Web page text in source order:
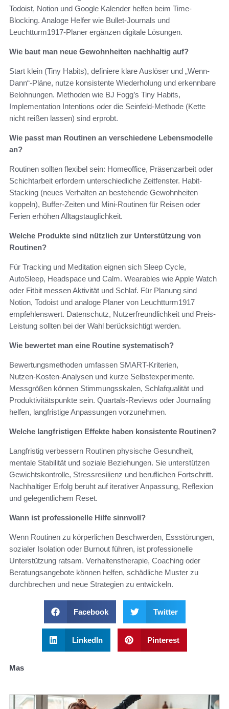
Todoist, Notion und Google Kalender helfen beim Time-
Blocking. Analoge Helfer wie Bullet-Journals und
Leuchtturm1917-Planer ergänzen digitale Lösungen.
Wie baut man neue Gewohnheiten nachhaltig auf?
Start klein (Tiny Habits), definiere klare Auslöser und „Wenn-
Dann“-Pläne, nutze konsistente Wiederholung und erkennbare
Belohnungen. Methoden wie BJ Fogg’s Tiny Habits,
Implementation Intentions oder die Seinfeld-Methode (Kette
nicht reißen lassen) sind erprobt.
Wie passt man Routinen an verschiedene Lebensmodelle
an?
Routinen sollten flexibel sein: Homeoffice, Präsenzarbeit oder
Schichtarbeit erfordern unterschiedliche Zeitfenster. Habit-
Stacking (neues Verhalten an bestehende Gewohnheiten
koppeln), Buffer-Zeiten und Mini-Routinen für Reisen oder
Ferien erhöhen Alltagstauglichkeit.
Welche Produkte sind nützlich zur Unterstützung von
Routinen?
Für Tracking und Meditation eignen sich Sleep Cycle,
AutoSleep, Headspace und Calm. Wearables wie Apple Watch
oder Fitbit messen Aktivität und Schlaf. Für Planung sind
Notion, Todoist und analoge Planer von Leuchtturm1917
empfehlenswert. Datenschutz, Nutzerfreundlichkeit und Preis-
Leistung sollten bei der Wahl berücksichtigt werden.
Wie bewertet man eine Routine systematisch?
Bewertungsmethoden umfassen SMART-Kriterien,
Nutzen‑Kosten-Analysen und kurze Selbstexperimente.
Messgrößen können Stimmungsskalen, Schlafqualität und
Produktivitätspunkte sein. Quartals-Reviews oder Journaling
helfen, langfristige Anpassungen vorzunehmen.
Welche langfristigen Effekte haben konsistente Routinen?
Langfristig verbessern Routinen physische Gesundheit,
mentale Stabilität und soziale Beziehungen. Sie unterstützen
Gewichtskontrolle, Stressresilienz und beruflichen Fortschritt.
Nachhaltiger Erfolg beruht auf iterativer Anpassung, Reflexion
und gelegentlichem Reset.
Wann ist professionelle Hilfe sinnvoll?
Wenn Routinen zu körperlichen Beschwerden, Essstörungen,
sozialer Isolation oder Burnout führen, ist professionelle
Unterstützung ratsam. Verhaltenstherapie, Coaching oder
Beratungsangebote können helfen, schädliche Muster zu
durchbrechen und neue Strategien zu entwickeln.
Facebook Twitter
LinkedIn Pinterest
Mas